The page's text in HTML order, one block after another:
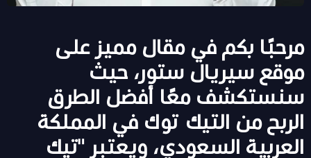
مرحبًا بكم في مقال مميز على
موقع سيريال ستور، حيث
سنستكشف معًا أفضل الطرق
الربح من التيك توك في المملكة
العربية السعودي، ويعتبر "تيك